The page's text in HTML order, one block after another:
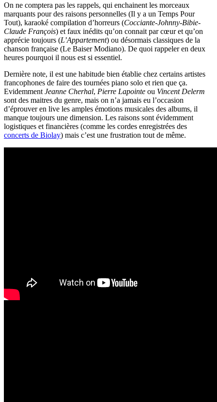
On ne comptera pas les rappels, qui enchainent les morceaux
marquants pour des raisons personnelles (Il y a un Temps Pour
Tout), karaoké compilation d’horreurs (Cocciante-Johnny-Bibie-
Claude François) et faux inédits qu’on connait par cœur et qu’on
apprécie toujours (L’Appartement) ou désormais classiques de la
chanson française (Le Baiser Modiano). De quoi rappeler en deux
heures pourquoi il nous est si essentiel.
Dernière note, il est une habitude bien établie chez certains artistes
francophones de faire des tournées piano solo et rien que ça.
Evidemment Jeanne Cherhal, Pierre Lapointe ou Vincent Delerm
sont des maitres du genre, mais on n’a jamais eu l’occasion
d’éprouver en live les amples émotions musicales des albums, il
manque toujours une dimension. Les raisons sont évidemment
logistiques et financières (comme les cordes enregistrées des
concerts de Biolay) mais c’est une frustration tout de même.